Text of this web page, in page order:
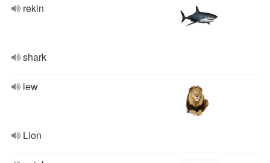
rekin
shark
lew
Lion